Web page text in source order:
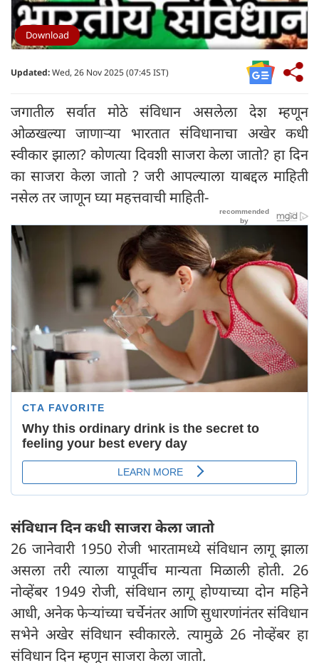
Download
Updated:Wed, 26 Nov 2025 (07:45 IST)
जगातील सर्वात मोठे संविधान असलेला देश म्हणून
ओळखल्या जाणाऱ्या भारतात संविधानाचा अखेर कधी
स्वीकार झाला? कोणत्या दिवशी साजरा केला जातो? हा दिन
का साजरा केला जातो ? जरी आपल्याला याबद्दल माहिती
नसेल तर जाणून घ्या महत्तवाची माहिती-
संविधान दिन कधी साजरा केला जातो
26 जानेवारी 1950 रोजी भारतामध्ये संविधान लागू झाला
असला तरी त्याला यापूर्वीच मान्यता मिळाली होती. 26
नोव्हेंबर 1949 रोजी, संविधान लागू होण्याच्या दोन महिने
आधी, अनेक फेऱ्यांच्या चर्चेनंतर आणि सुधारणांनंतर संविधान
सभेने अखेर संविधान स्वीकारले. त्यामुळे 26 नोव्हेंबर हा
संविधान दिन म्हणून साजरा केला जातो.